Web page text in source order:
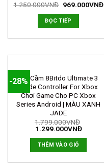
1.250.000VNĐ 969.000VNĐ
ĐỌC TIẾP
-28%Tay Cầm 8Bitdo Ultimate 3
Mode Controller For Xbox
Chơi Game Cho PC Xbox
Series Android | MÀU XANH
JADE
1.799.000VNĐ
1.299.000VNĐ
THÊM VÀO GIỎ